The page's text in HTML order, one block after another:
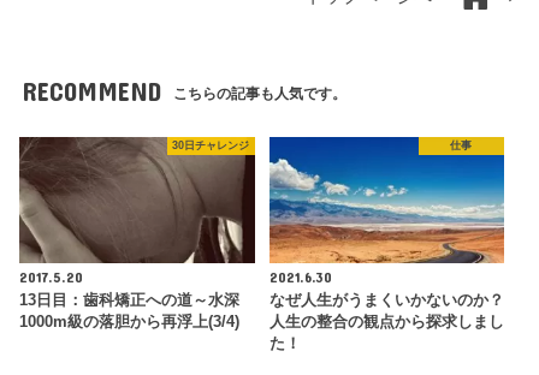
RECOMMEND こちらの記事も人気です。
30日チャレンジ
2017.5.20
13日目：歯科矯正への道～水深
1000m級の落胆から再浮上(3/4)
仕事
2021.6.30
なぜ人生がうまくいかないのか？
人生の整合の観点から探求しまし
た！